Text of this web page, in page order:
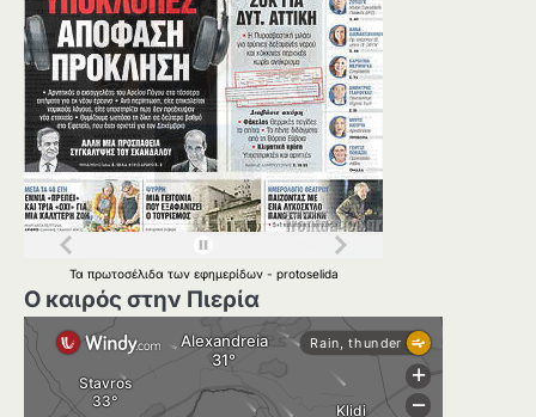
Τα πρωτοσέλιδα των εφημερίδων - protoselida
Ο καιρός στην Πιερία